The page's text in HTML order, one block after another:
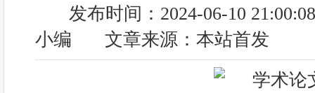
发布时间：2024-06-10 21:00:08
小编
文章来源：本站首发